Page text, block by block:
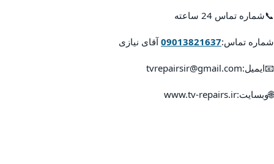
📞شماره تماس 24 ساعته
شماره تماس:09013821637آقای نیازی
📧ایمیل:tvrepairsir@gmail.com
🌐وبسایت:www.tv-repairs.ir